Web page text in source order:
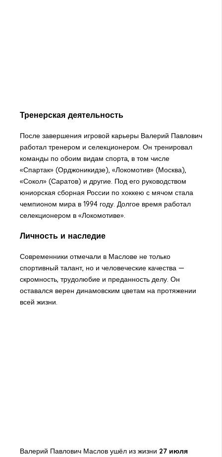
Тренерская деятельность
После завершения игровой карьеры Валерий Павлович
работал тренером и селекционером. Он тренировал
команды по обоим видам спорта, в том числе
«Спартак» (Орджоникидзе), «Локомотив» (Москва),
«Сокол» (Саратов) и другие. Под его руководством
юниорская сборная России по хоккею с мячом стала
чемпионом мира в 1994 году. Долгое время работал
селекционером в «Локомотиве».
Личность и наследие
Современники отмечали в Маслове не только
спортивный талант, но и человеческие качества —
скромность, трудолюбие и преданность делу. Он
оставался верен динамовским цветам на протяжении
всей жизни.
Валерий Павлович Маслов ушёл из жизни 27 июля